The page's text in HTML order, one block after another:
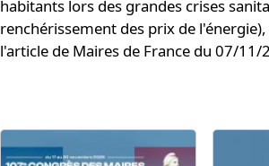
habitants lors des grandes crises
renchérissement des prix de
l'article de Maires de France du 07/